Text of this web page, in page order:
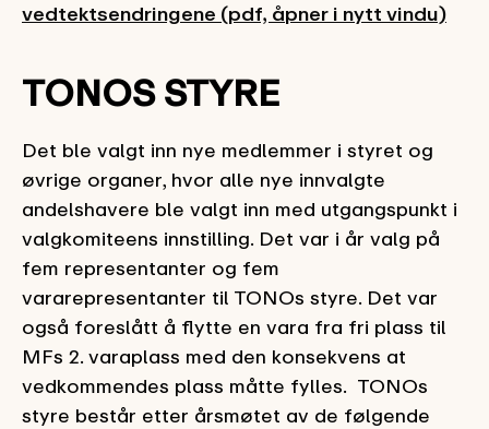
vedtektsendringene (pdf, åpner i nytt vindu)
TONOS STYRE
Det ble valgt inn nye medlemmer i styret og
øvrige organer, hvor alle nye innvalgte
andelshavere ble valgt inn med utgangspunkt i
valgkomiteens innstilling. Det var i år valg på
fem representanter og fem
vararepresentanter til TONOs styre. Det var
også foreslått å flytte en vara fra fri plass til
MFs 2. varaplass med den konsekvens at
vedkommendes plass måtte fylles. TONOs
styre består etter årsmøtet av de følgende